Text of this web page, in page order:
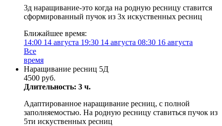
3д наращивание-это когда на родную ресницу ставится
сформированный пучок из 3х искуственных ресниц
Ближайшее время:
14:00 14 августа 19:30 14 августа 08:30 16 августа
Все
время
Наращивание ресниц 5Д
4500 руб.
Длительность: 3 ч.
Адаптированное наращивание ресниц, с полной
заполняемостью. На родную ресницу ставиться пучок из
5ти искуственных ресниц